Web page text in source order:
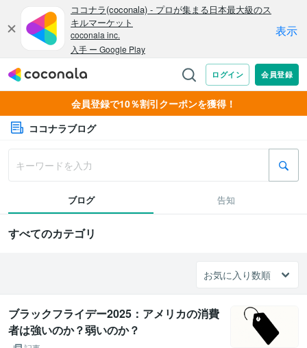
会員登録で10％割引クーポンを獲得！
ココナラブログ
ブログ 告知
すべてのカテゴリ
ブラックフライデー2025：アメリカの消費
者は強いのか？弱いのか？